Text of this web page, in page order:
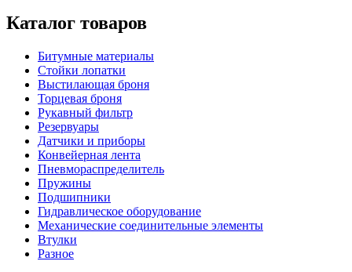
Каталог товаров
Битумные материалы
Стойки лопатки
Выстилающая броня
Торцевая броня
Рукавный фильтр
Резервуары
Датчики и приборы
Конвейерная лента
Пневмораспределитель
Пружины
Подшипники
Гидравлическое оборудование
Механические соединительные элементы
Втулки
Разное